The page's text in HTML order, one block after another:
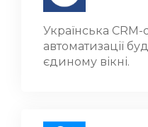
Українська
автоматизації
єдиному вікні.